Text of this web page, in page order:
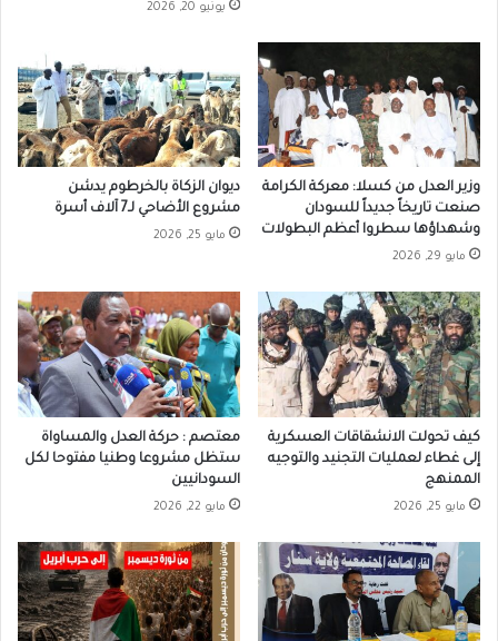
يونيو 20, 2026
وزير العدل من كسلا: معركة الكرامة
صنعت تاريخاً جديداً للسودان
وشهداؤها سطروا أعظم البطولات
مايو 29, 2026
ديوان الزكاة بالخرطوم يدشن
مشروع الأضاحي لـ7 آلاف أسرة
مايو 25, 2026
كيف تحولت الانشقاقات العسكرية
إلى غطاء لعمليات التجنيد والتوجيه
الممنهج
مايو 25, 2026
معتصم : حركة العدل والمساواة
ستظل مشروعا وطنيا مفتوحا لكل
السودانيين
مايو 22, 2026